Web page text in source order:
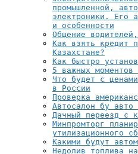
промышленной,
электроники. Его
и особенности
Общение
Как взять кредит
Казахстане?
Как быстро
5 важных
Что будет с
в России
Проверка
Автосалон бу авто
Дачный переезд с
Минпромторг
утилизационного
Какими будут
Недолив топлива